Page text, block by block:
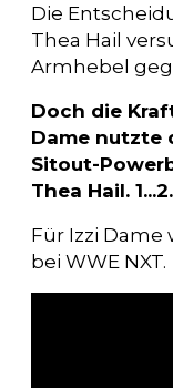
Die
Thea Hail
Armhebel
Doch die
Dame nutzte
Sitout-
Thea Hail.
Für Izzi Dame
bei WWE NXT.